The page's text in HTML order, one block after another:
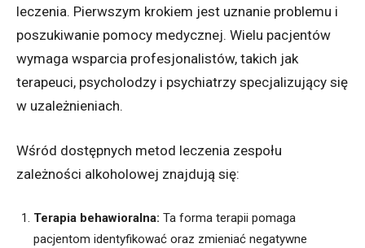
leczenia. Pierwszym krokiem jest uznanie problemu i
poszukiwanie pomocy medycznej. Wielu pacjentów
wymaga wsparcia profesjonalistów, takich jak
terapeuci, psycholodzy i psychiatrzy specjalizujący się
w uzależnieniach.
Wśród dostępnych metod leczenia zespołu
zależności alkoholowej znajdują się:
Terapia behawioralna: Ta forma terapii pomaga
pacjentom identyfikować oraz zmieniać negatywne